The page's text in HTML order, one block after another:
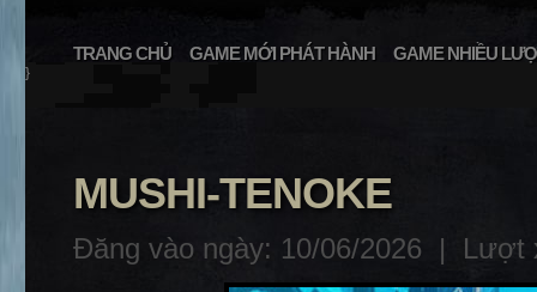
TRANG CHỦ GAME MỚI PHÁT HÀNH GAME NHIỀU
}
MUSHI-TENOKE
Đăng vào ngày: 10/06/2026 | Lượt